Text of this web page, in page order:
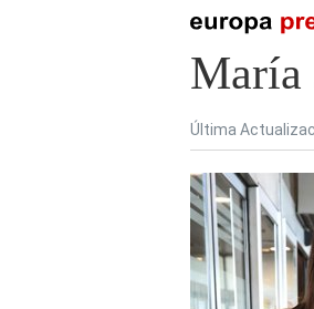
María
Última